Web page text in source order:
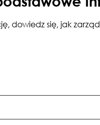
dowiedz się, jak